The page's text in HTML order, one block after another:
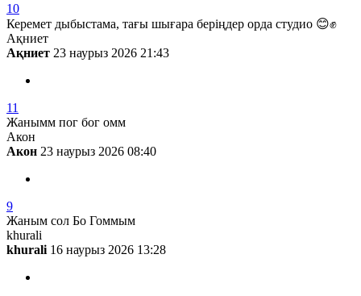
10
Керемет дыбыстама, тағы шығара беріңдер орда студио 😊✊
Ақниет
Ақниет 23 наурыз 2026 21:43
11
Жанымм пог бог омм
Акон
Акон 23 наурыз 2026 08:40
9
Жаным сол Бо Гоммым
khurali
khurali 16 наурыз 2026 13:28